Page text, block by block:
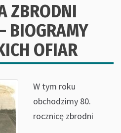
ZBRODNI
BIOGRAMY
OFIAR
W tym roku
obchodzimy 80.
rocznicę zbrodni